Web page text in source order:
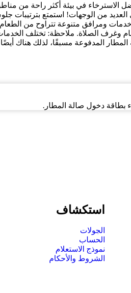
الاسترخاء في بيئة أكثر راحة من
من الوجهات! استمتع بترتيبات
ومرافق متنوعة تتراوح من الطعام
وغرف الصلاة. ملاحظة: تختلف
المدفوعة مسبقًا، لذلك هناك أيضًا
بطاقة دخول صالة المطار.
استكشاف
الجولات
الحساب
نموذج الاستعلام
الشروط والأحكام